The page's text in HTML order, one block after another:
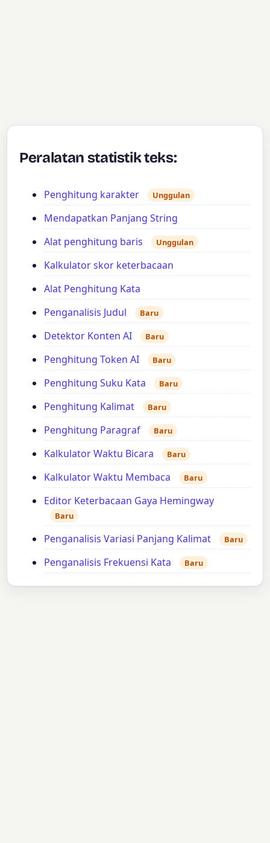
Peralatan statistik teks:
Penghitung karakter Unggulan
Mendapatkan Panjang String
Alat penghitung baris
Unggulan
Kalkulator skor keterbacaan
Alat Penghitung Kata
Penganalisis Judul
Baru
Detektor Konten AI Baru
Penghitung Token AI Baru
Penghitung Suku Kata Baru
Penghitung Kalimat Baru
Penghitung Paragraf Baru
Kalkulator Waktu Bicara Baru
Kalkulator Waktu Membaca Baru
Editor Keterbacaan Gaya Hemingway
Baru
Penganalisis Variasi Panjang Kalimat Baru
Penganalisis Frekuensi Kata Baru